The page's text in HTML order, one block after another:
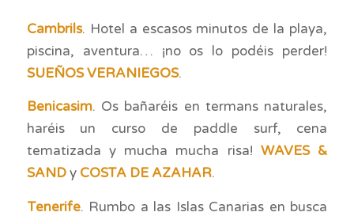
Cambrils. Hotel a escasos minutos de la playa,
piscina, aventura… ¡no os lo podéis perder!
SUEÑOS VERANIEGOS.
Benicasim. Os bañaréis en termans naturales,
haréis un curso de paddle surf, cena
tematizada y mucha mucha risa!WAVES &
SANDy COSTA DE AZAHAR.
Tenerife. Rumbo a las Islas Canarias en busca